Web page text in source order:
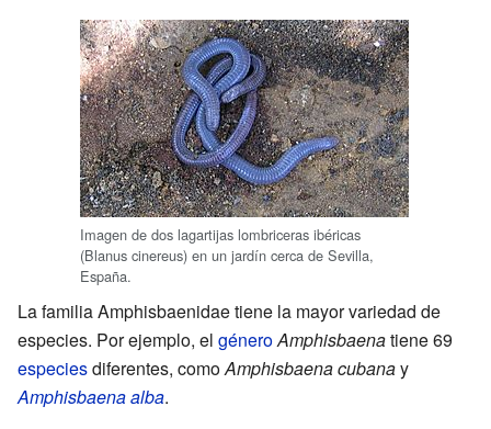
Imagen de dos lagartijas lombriceras ibéricas
(Blanus cinereus) en un jardín cerca de Sevilla,
España.
La familia Amphisbaenidae tiene la mayor variedad de
especies. Por ejemplo, el géneroAmphisbaenatiene 69
especiesdiferentes, comoAmphisbaena cubanay
Amphisbaena alba.